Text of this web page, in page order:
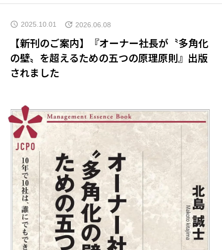
2025.10.01 2026.06.08
【新刊のご案内】『オーナー社長が〝多角化
の壁〟を超えるための五つの原理原則』出版
されました